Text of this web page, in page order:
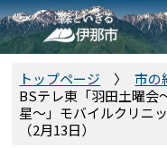
こ
の
ペ
トップページ 市の
BSテレ東「羽田土曜会
星～」モバイルクリニ
（2月13日）